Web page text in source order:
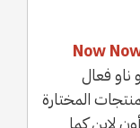
ناو فعال
المنتجات المختارة